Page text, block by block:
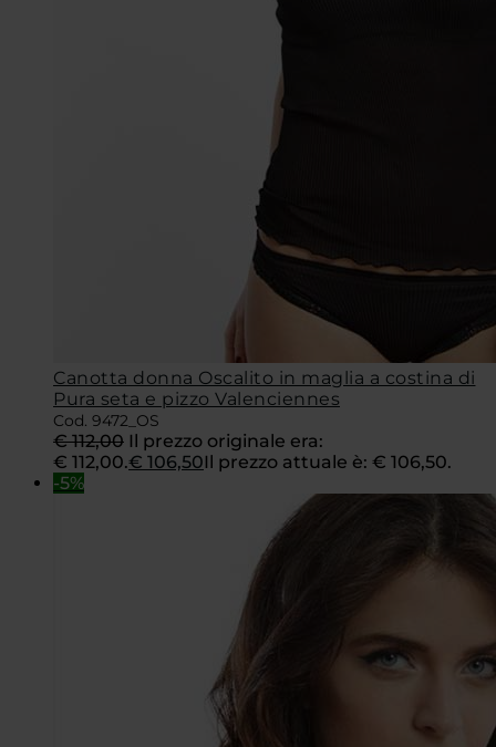
Canotta donna Oscalito in maglia a costina di
Pura seta e pizzo Valenciennes
Cod. 9472_OS
€112,00 Il prezzo originale era:
€ 112,00.€ 106,50Il prezzo attuale è: € 106,50.
-5%